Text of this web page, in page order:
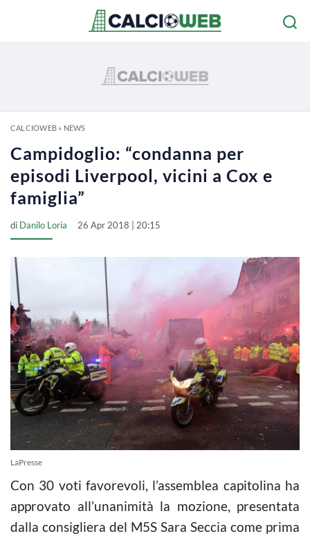
CALCIOWEB» NEWS
Campidoglio: “condanna per
episodi Liverpool, vicini a Cox e
famiglia”
di Danilo Loria 26 Apr 2018 | 20:15
LaPresse
Con 30 voti favorevoli, l’assemblea capitolina ha
approvato all’unanimità la mozione, presentata
dalla consigliera del M5S Sara Seccia come prima